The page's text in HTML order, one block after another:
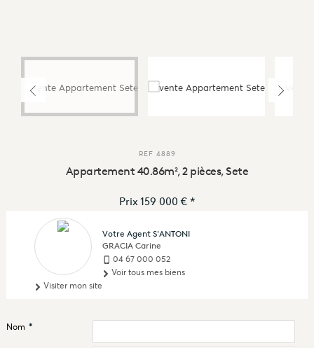
REF 4889
Appartement 40.86m², 2 pièces, Sete
Prix159 000 € *
Votre Agent S'ANTONI
GRACIA Carine
04 67 000 052
Voir tous mes biens
Visiter mon site
Nom *